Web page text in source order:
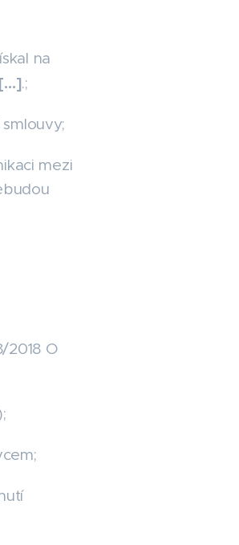
na
[…].;
mezi
2018 O